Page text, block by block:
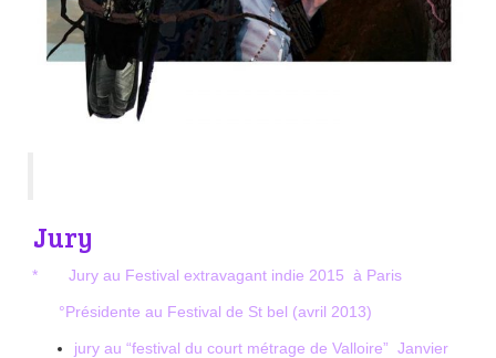
Jury
* Jury au Festival extravagant indie 2015 à Paris
°Présidente au Festival de St bel (avril 2013)
jury au “festival du court métrage de Valloire” Janvier